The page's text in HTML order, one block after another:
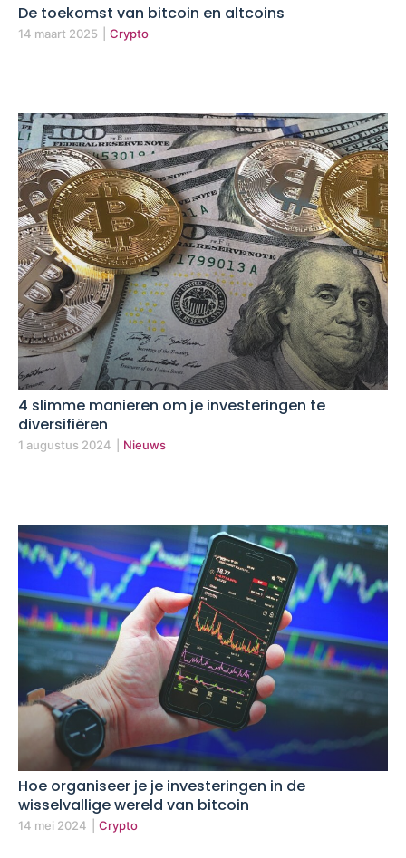
De toekomst van bitcoin en altcoins
14 maart 2025 Crypto
4 slimme manieren om je investeringen te
diversifiëren
1 augustus 2024 Nieuws
Hoe organiseer je je investeringen in de
wisselvallige wereld van bitcoin
14 mei 2024 Crypto